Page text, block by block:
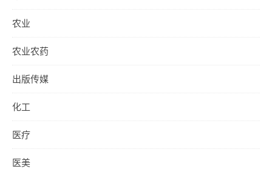
农业
农业农药
出版传媒
化工
医疗
医美